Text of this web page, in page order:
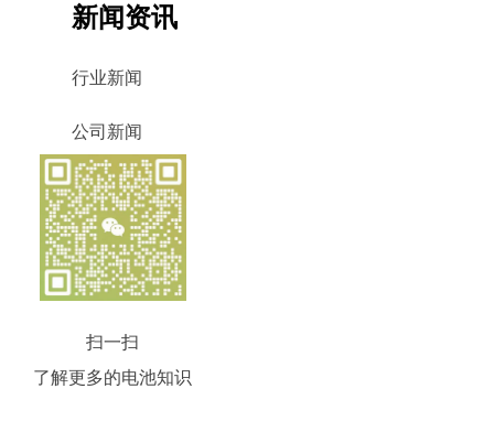
新闻资讯
行业新闻
公司新闻
扫一扫
了解更多的电池知识